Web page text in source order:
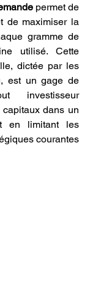
permet de
de maximiser la
gramme de
utilisé. Cette
dictée par les
est un gage de
investisseur
dans un
en limitant les
courantes